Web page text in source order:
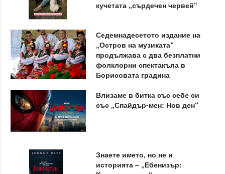
кучетата „сърдечен червей“
Седемнадесетото издание на
„Остров на музиката“
продължава с два безплатни
фолклорни спектакъла в
Борисовата градина
Влизаме в битка със себе си
със „Спайдър-мен: Нов ден“
Знаете името, но не и
историята – „Ебенизър: